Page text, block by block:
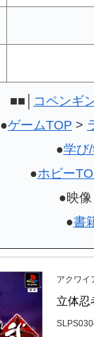
■■│ コペンギ
●ゲームTOP >
●学び
●ホビー
●映
●書
アクワイ
立体忍